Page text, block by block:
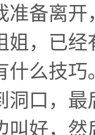
准备离
姐，已
什么技
洞口，
叫好，